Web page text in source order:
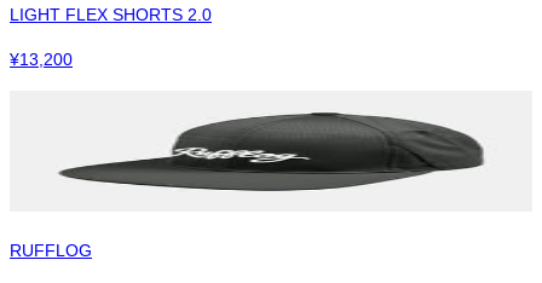
LIGHT FLEX SHORTS 2.0
¥13,200
RUFFLOG